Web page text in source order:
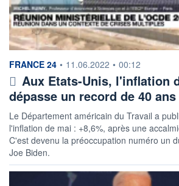
information fournie par
FRANCE 24 • 11.06.2022 • 00:12
Aux Etats-Unis, l'inflation
dépasse un record de 40 ans
Le Département américain du Travail a
l'inflation de mai : +8,6%, après une
C'est devenu la préoccupation numéro un
Joe Biden.